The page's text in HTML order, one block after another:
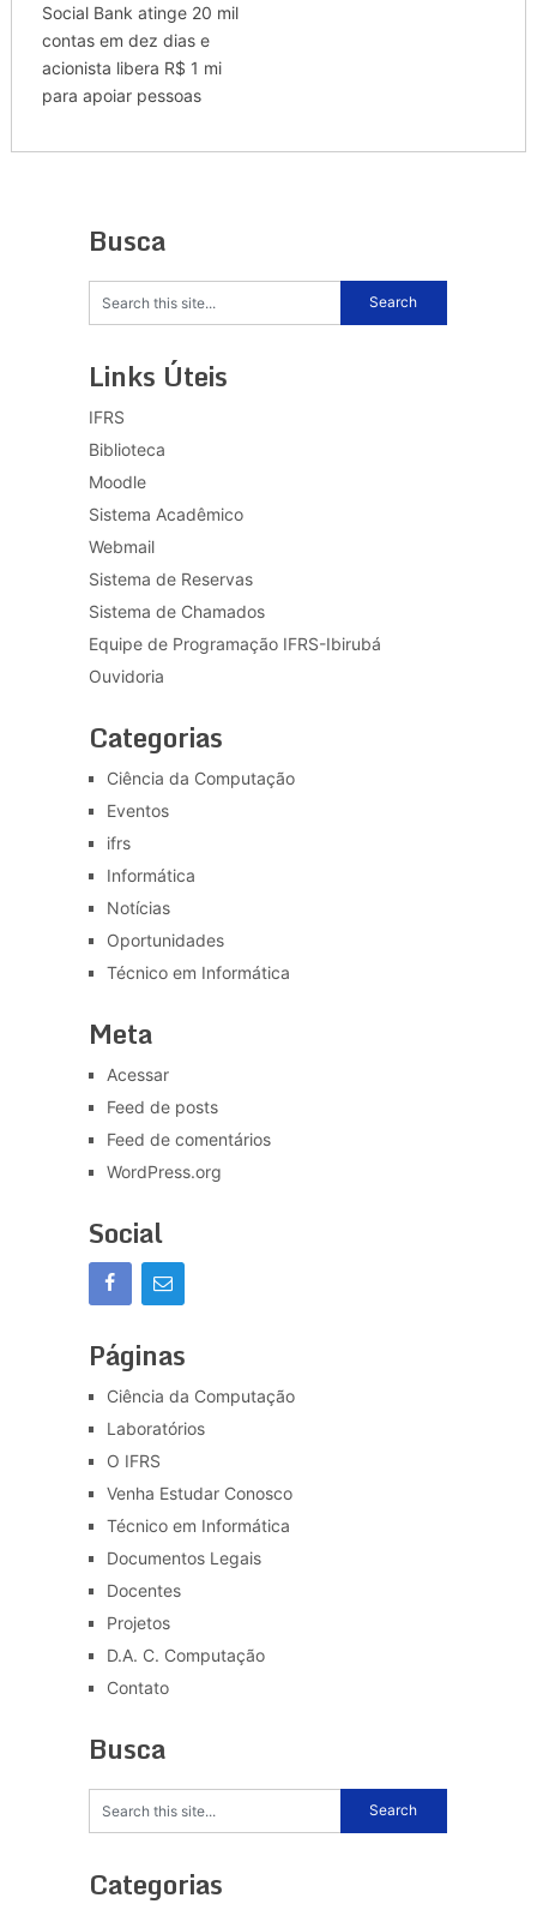
Social Bank atinge 20 mil
contas em dez dias e
acionista libera R$ 1 mi
para apoiar pessoas
Busca
Links Úteis
IFRS
Biblioteca
Moodle
Sistema Acadêmico
Webmail
Sistema de Reservas
Sistema de Chamados
Equipe de Programação IFRS-Ibirubá
Ouvidoria
Categorias
Ciência da Computação
Eventos
ifrs
Informática
Notícias
Oportunidades
Técnico em Informática
Meta
Acessar
Feed de posts
Feed de comentários
WordPress.org
Social
Páginas
Ciência da Computação
Laboratórios
O IFRS
Venha Estudar Conosco
Técnico em Informática
Documentos Legais
Docentes
Projetos
D.A. C. Computação
Contato
Busca
Categorias